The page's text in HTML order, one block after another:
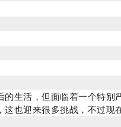
生活，但面临着一个特
也迎来很多挑战，不过现